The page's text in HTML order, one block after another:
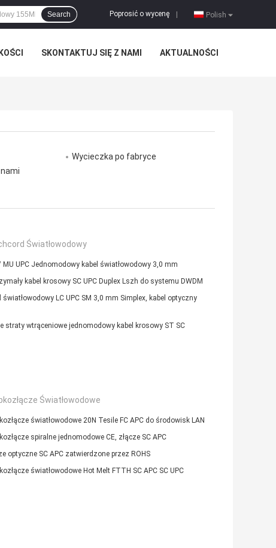
Polish
Poprosić o wycenę
Search
SKONTAKTUJ SIĘ Z NAMI AKTUALNOŚCI
Wycieczka po fabryce
Światłowodowy
MU UPC Jednomodowy kabel światłowodowy 3,0 mm
kabel krosowy SC UPC Duplex Lszh do systemu DWDM
światłowodowy LC UPC SM 3,0 mm Simplex, kabel optyczny
straty wtrąceniowe jednomodowy kabel krosowy ST SC
Światłowodowe
światłowodowe 20N Tesile FC APC do środowisk LAN
spiralne jednomodowe CE, złącze SC APC
optyczne SC APC zatwierdzone przez ROHS
światłowodowe Hot Melt FTTH SC APC SC UPC